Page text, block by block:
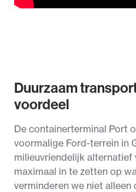
Duurzaam
voordeel
De containerterminal Port
voormalige Ford-terrein in
milieuvriendelijk
maximaal in te zetten op
verminderen we niet alleen